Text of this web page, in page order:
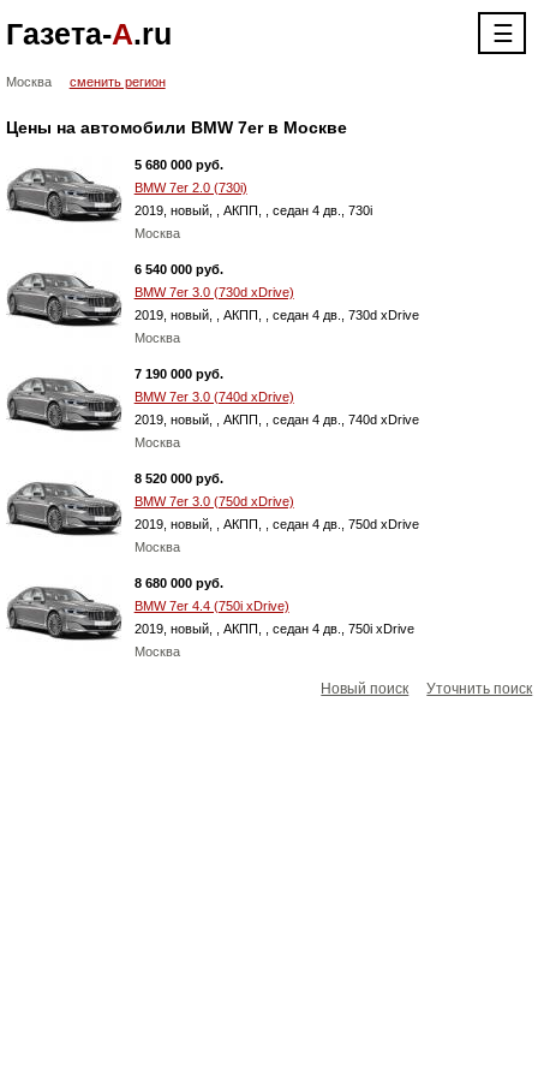
Газета-А.ru ☰
Москва сменить регион
Цены на автомобили BMW 7er в Москве
5 680 000 руб.
BMW 7er 2.0 (730i)
2019, новый, , АКПП, , cедан 4 дв., 730i
Москва
6 540 000 руб.
BMW 7er 3.0 (730d xDrive)
2019, новый, , АКПП, , cедан 4 дв., 730d xDrive
Москва
7 190 000 руб.
BMW 7er 3.0 (740d xDrive)
2019, новый, , АКПП, , cедан 4 дв., 740d xDrive
Москва
8 520 000 руб.
BMW 7er 3.0 (750d xDrive)
2019, новый, , АКПП, , cедан 4 дв., 750d xDrive
Москва
8 680 000 руб.
BMW 7er 4.4 (750i xDrive)
2019, новый, , АКПП, , cедан 4 дв., 750i xDrive
Москва
Новый поиск Уточнить поиск